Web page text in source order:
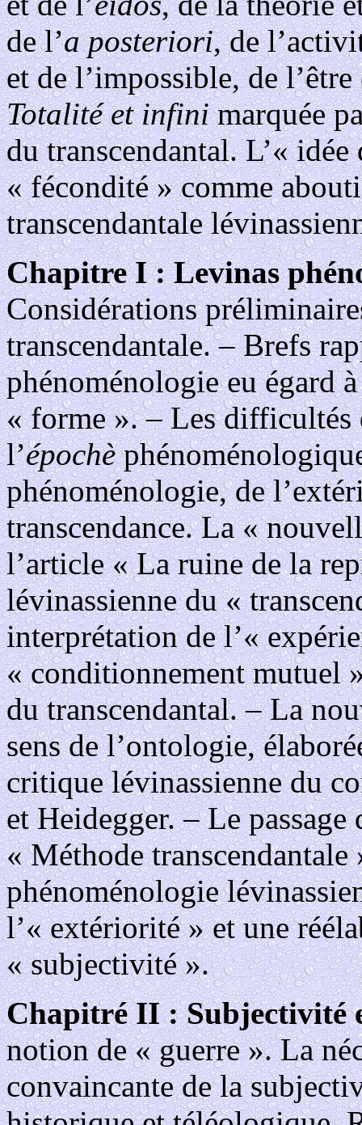
de l’a posteriori, de
et de l’impossible, de
Totalité et infinimarquée
du transcendantal. L’«
« fécondité » comme
transcendantale
Chapitre I : Levinas
Considérations
transcendantale. – Brefs
phénoménologie eu égard
« forme ». – Les difficultés
l’épochè
phénoménologie, de
transcendance. La «
l’article « La ruine de la
lévinassienne du «
interprétation de l’«
« conditionnement mutuel
du transcendantal. – La
sens de l’ontologie,
critique lévinassienne du
et Heidegger. – Le
« Méthode
phénoménologie
l’« extériorité » et une
« subjectivité ».
Chapitré II : Subjectivité
notion de « guerre ». La
convaincante de la